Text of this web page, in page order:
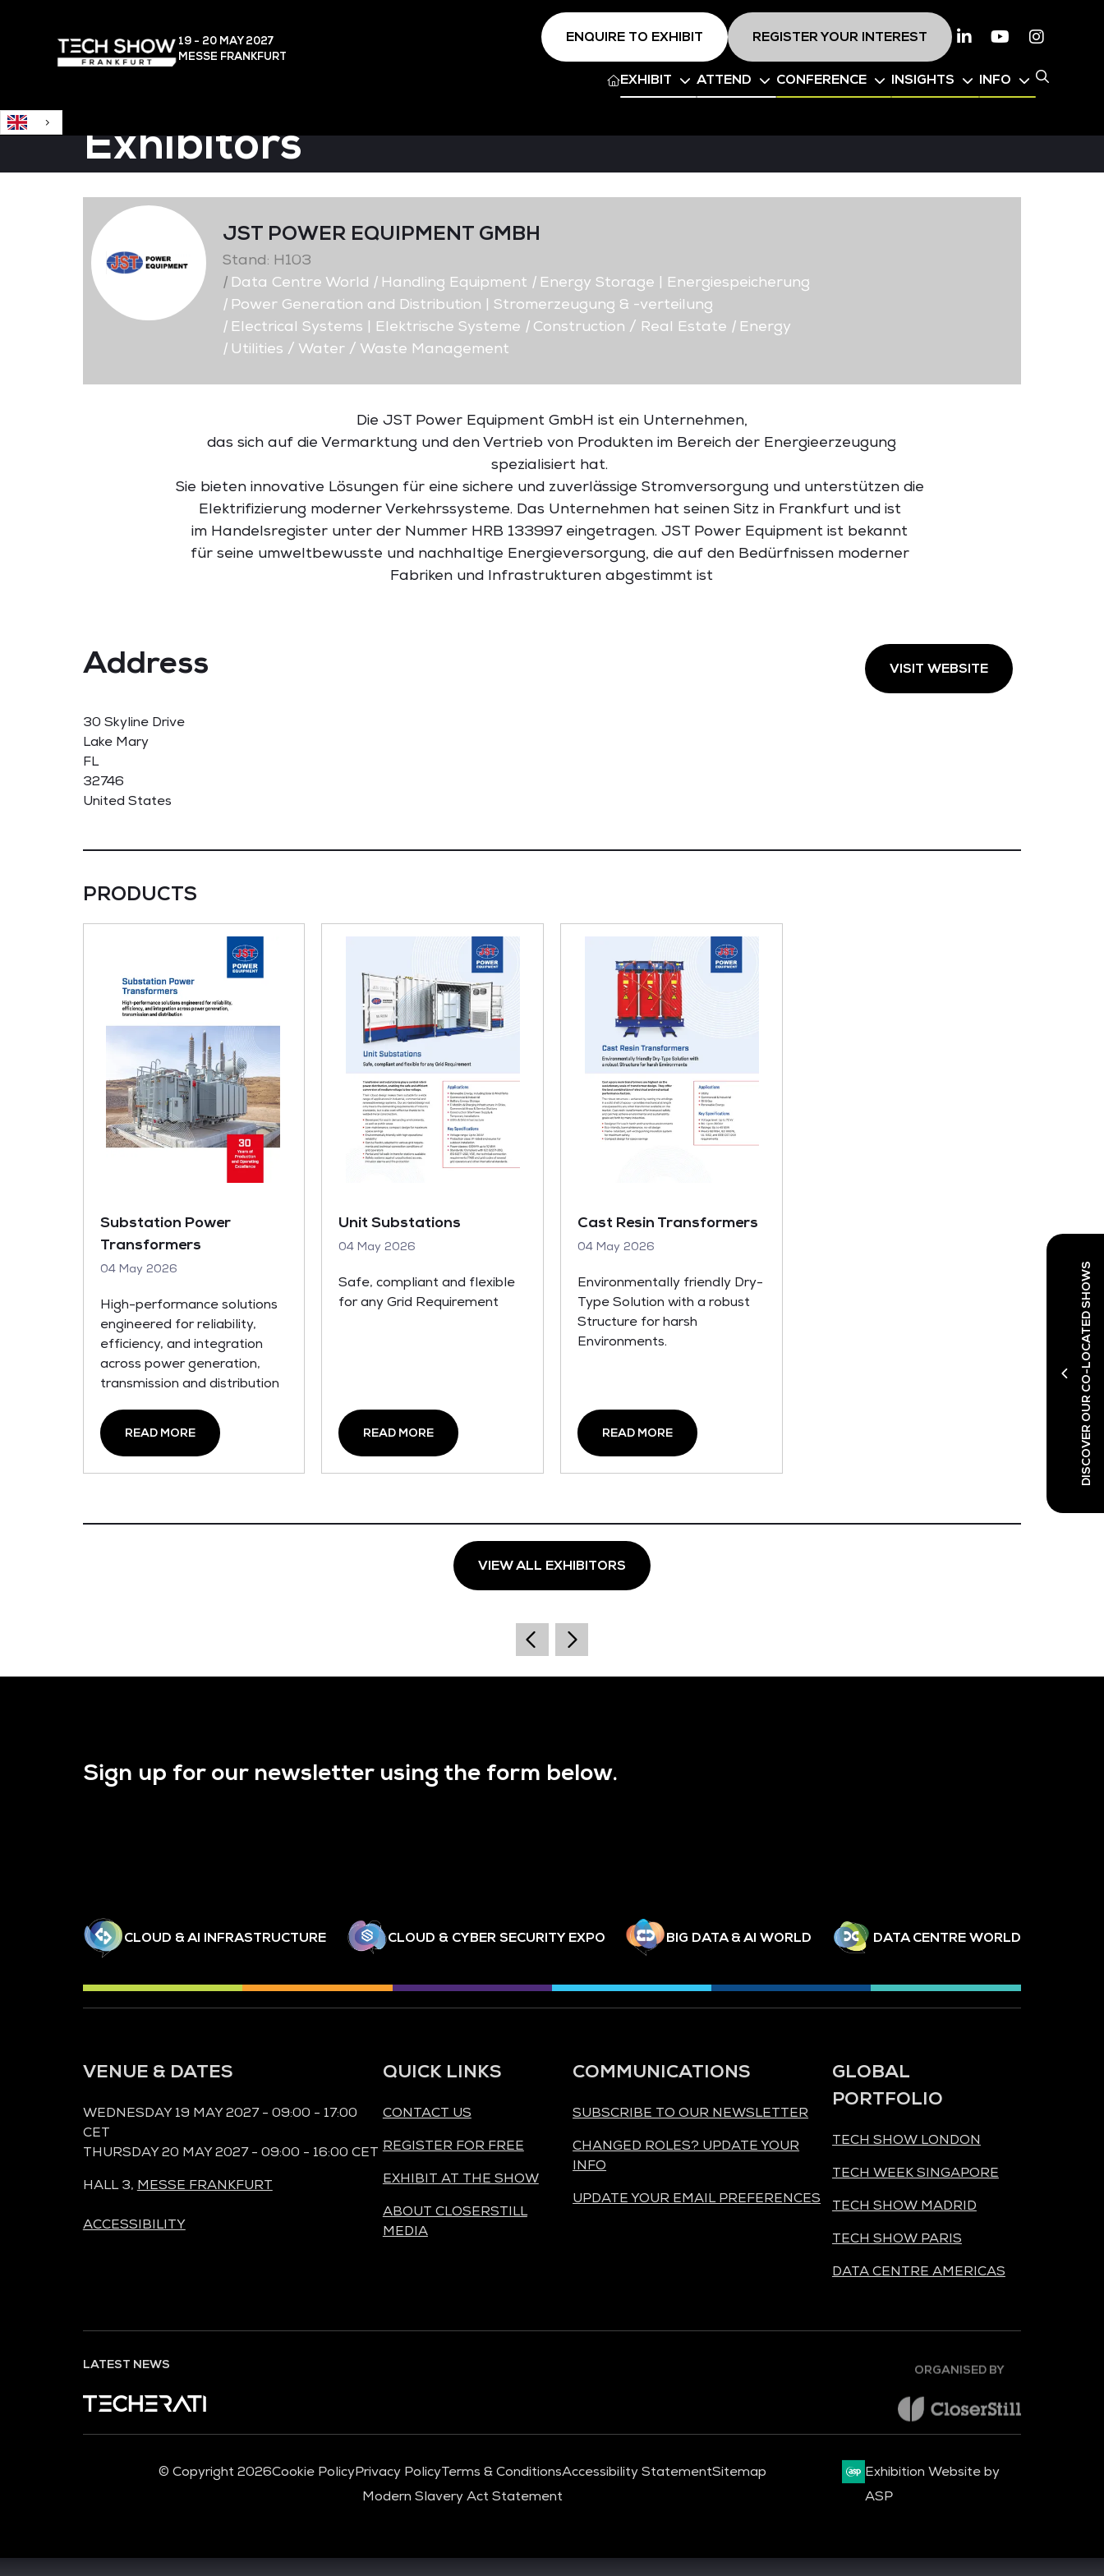
19 - 20 MAY2027
MESSE FRANKFURT
ENQUIRE TO EXHIBIT REGISTER YOUR INTEREST LinkedinYoutube
EXHIBIT ATTEND CONFERENCE INSIGHTS INFO
DISCOVER OUR CO-LOCATED SHOWS
Exhibitors
JST POWER EQUIPMENT GMBH
Stand: H103
|Data Centre World |Handling Equipment |Energy Storage | Energiespeicherung
|Power Generation and Distribution | Stromerzeugung & -verteilung
|Electrical Systems | Elektrische Systeme |Construction / Real Estate |Energy
|Utilities / Water / Waste Management
Die JST Power Equipment GmbH ist ein Unternehmen,
dassichaufdieVermarktung unddenVertriebvon Produktenim Bereichder Energieerzeugung
spezialisiert hat.
Sie bieten innovative Lösungen für eine sichere und zuverlässige Stromversorgung und unterstützen die
Elektrifizierung modernerVerkehrssysteme. Das Unternehmen hat seinen Sitz in Frankfurt und ist
im Handelsregister unterder Nummer HRB 133997 eingetragen.JST Power Equipmentist bekannt
für seine umweltbewusste und nachhaltige Energieversorgung, die auf den Bedürfnissen moderner
Fabriken und Infrastrukturenabgestimmtist
Address
30 Skyline Drive
Lake Mary
FL
32746
United States
VISIT WEBSITE
PRODUCTS
Substation Power
Transformers
04 May 2026
High-performance solutions
engineered for reliability,
efficiency, and integration
across power generation,
transmission and distribution
READ MORE
Unit Substations
04 May 2026
Safe, compliant and flexible
for any Grid Requirement
READ MORE
Cast Resin Transformers
04 May 2026
Environmentally friendly Dry-
Type Solution with a robust
Structure for harsh
Environments.
READ MORE
VIEW ALL EXHIBITORS
Sign up for our newsletter using the form below.
CLOUD & AI INFRASTRUCTURE CLOUD & CYBER SECURITY EXPO BIG DATA & AI WORLD DATA CENTRE WORLD
VENUE & DATES
WEDNESDAY 19 MAY 2027 - 09:00 - 17:00
CET
THURSDAY 20 MAY 2027 - 09:00 - 16:00 CET
HALL 3, MESSE FRANKFURT
ACCESSIBILITY
QUICK LINKS
CONTACT US
REGISTER FOR FREE
EXHIBIT AT THE SHOW
ABOUT CLOSERSTILL
MEDIA
COMMUNICATIONS
SUBSCRIBE TO OUR NEWSLETTER
CHANGED ROLES? UPDATE YOUR
INFO
UPDATE YOUR EMAIL PREFERENCES
GLOBAL
PORTFOLIO
TECH SHOW LONDON
TECH WEEK SINGAPORE
TECH SHOW MADRID
TECH SHOW PARIS
DATA CENTRE AMERICAS
LATEST NEWS ORGANISED BY
© Copyright 2026Cookie PolicyPrivacy PolicyTerms & ConditionsAccessibility StatementSitemap
Modern Slavery Act Statement
Exhibition Website by
ASP